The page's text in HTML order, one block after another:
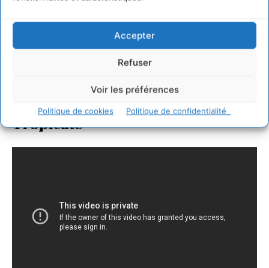
Accepter
Refuser
Voir les préférences
Politique de cookies Politique de confidentialité
Kevin Spacey est La Forêt
Tropicale